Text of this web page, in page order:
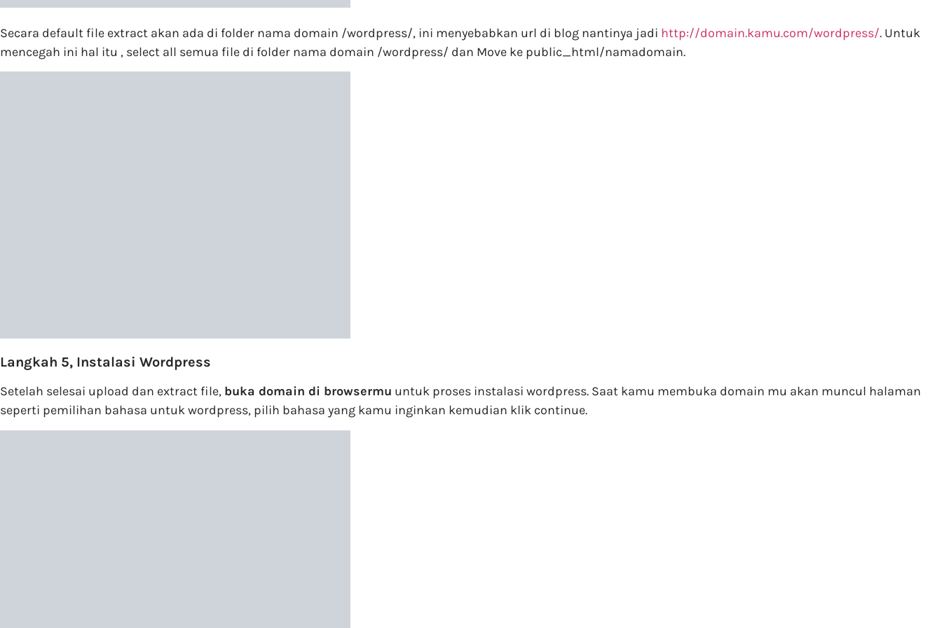
Secara default file extract akan ada di folder nama domain /wordpress/, ini menyebabkan url di blog nantinya jadi http://domain.kamu.com/wordpress/. Untuk
mencegah ini hal itu , select all semua file di folder nama domain /wordpress/ dan Move ke public_html/namadomain.
Langkah 5, Instalasi Wordpress
Setelah selesai upload dan extract file, buka domain di browsermu untuk proses instalasi wordpress. Saat kamu membuka domain mu akan muncul halaman
seperti pemilihan bahasa untuk wordpress, pilih bahasa yang kamu inginkan kemudian klik continue.